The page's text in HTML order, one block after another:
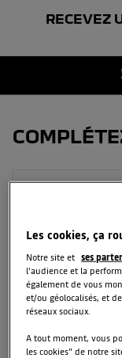
RECEVEZ
Nom
Les cookies, ça
Notre site et ses
l'audience et la
également de vous
et/ou géolocalisés, et
réseaux sociaux.
A tout moment, vous
les cookies" de notre